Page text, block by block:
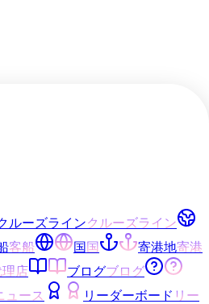
ルーズラインクルーズライン
客船 国国 寄港地寄港
店 ブログブログ
ュース リーダーボード リー